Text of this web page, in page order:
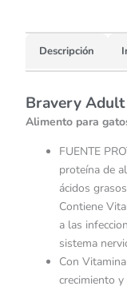
Descripción
Bravery
Alimento para
FUENTE
proteína de
ácidos
Contiene
a las
sistema
Con
crecimiento